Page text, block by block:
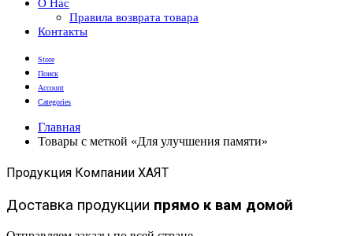
О Нас
Правила возврата товара
Контакты
Store
Поиск
Account
Categories
Главная
Товары с меткой «Для улучшения памяти»
Продукция Компании ХАЯТ
Доставка продукции прямо к вам домой